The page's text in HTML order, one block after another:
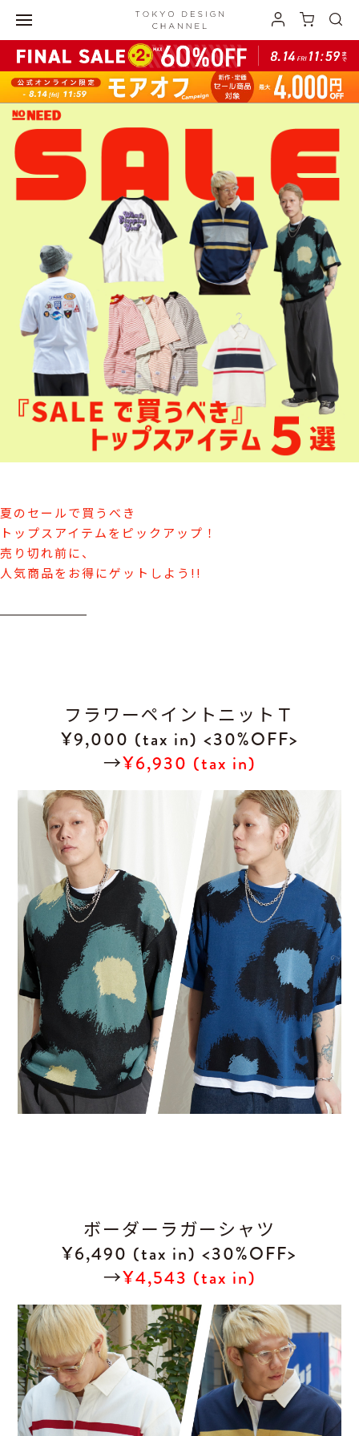
夏のセールで買うべき
トップスアイテムをピックアップ！
売り切れ前に、
人気商品をお得にゲットしよう!!
フラワーペイントニットＴ
¥9,000 (tax in) <30%OFF>
→¥6,930 (tax in)
ボーダーラガーシャツ
¥6,490 (tax in) <30%OFF>
→¥4,543 (tax in)